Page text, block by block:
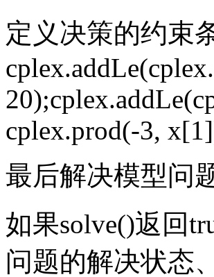
定义决策的约束
cplex.prod(-3,
最后解决模型问
如果solve()返回
问题的解决状态